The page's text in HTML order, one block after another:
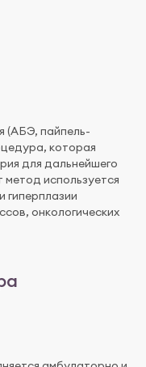
(АБЭ, пайпель-
которая
для дальнейшего
используется
гиперплазии
онкологических